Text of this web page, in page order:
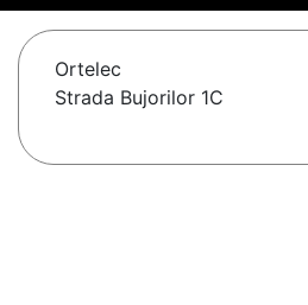
Ortelec
Strada Bujorilor 1C